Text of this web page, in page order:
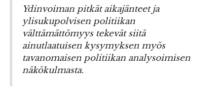
Ydinvoiman pitkät aikajänteet ja
ylisukupolvisen politiikan
välttämättömyys tekevät siitä
ainutlaatuisen kysymyksen myös
tavanomaisen politiikan analysoimisen
näkökulmasta.